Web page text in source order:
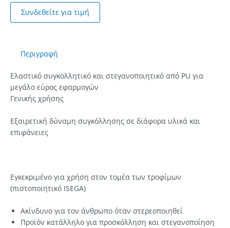
Συνδεθείτε για τιμή
Περιγραφή
Ελαστικό συγκολλητικό και στεγανοποιητικό από PU για
μεγάλο εύρος εφαρμογών
Γενικής χρήσης
Εξαιρετική δύναμη συγκόλλησης σε διάφορα υλικά και
επιφάνειες
Εγκεκριμένο για χρήση στον τομέα των τροφίμων
(πιστοποιητικό ISEGA)
Ακίνδυνο για τον άνθρωπο όταν στερεοποιηθεί
Προϊόν κατάλληλο για προσκόλληση και στεγανοποίηση